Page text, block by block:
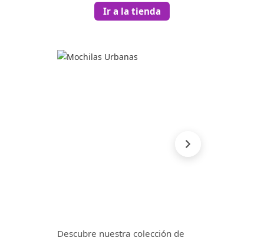
Ir a la tienda
Descubre nuestra colección de